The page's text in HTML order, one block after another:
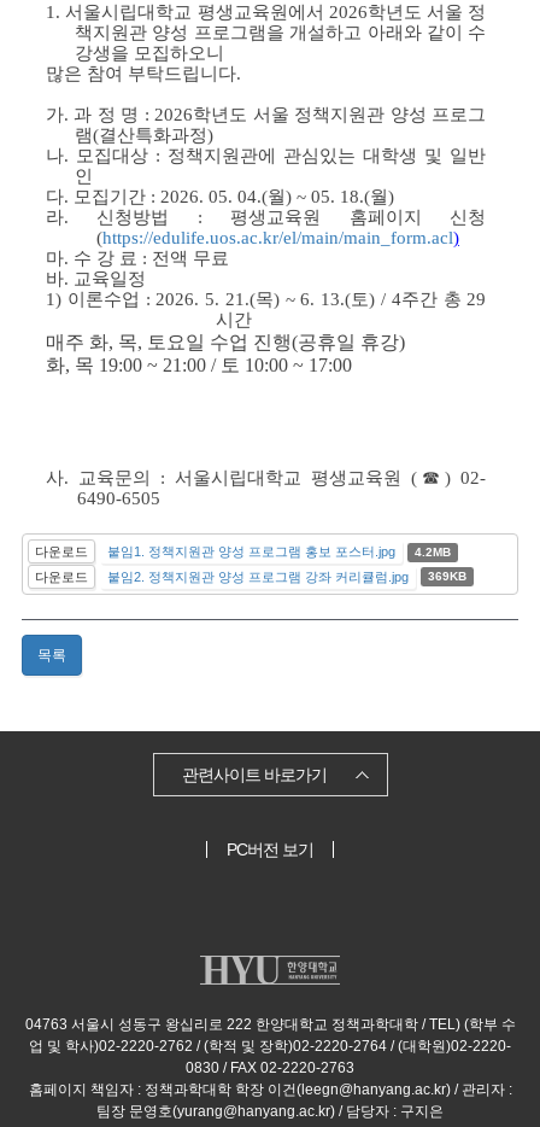
1. 서울시립대학교 평생교육원에서 2026학년도 서울 정
책지원관 양성 프로그램을 개설하고 아래와 같이 수
강생을 모집하오니
많은 참여 부탁드립니다.
가. 과 정 명 : 2026학년도 서울 정책지원관 양성 프로그
램(결산특화과정)
나. 모집대상 : 정책지원관에 관심있는 대학생 및 일반
인
다. 모집기간 : 2026. 05. 04.(월) ~ 05. 18.(월)
라. 신청방법 : 평생교육원 홈페이지 신청
(https://edulife.uos.ac.kr/el/main/main_form.acl)
마. 수 강 료 : 전액 무료
바. 교육일정
1) 이론수업 : 2026. 5. 21.(목) ~ 6. 13.(토) / 4주간 총 29
시간
매주 화, 목, 토요일 수업 진행(공휴일 휴강)
화, 목 19:00 ~ 21:00 / 토 10:00 ~ 17:00
사. 교육문의 : 서울시립대학교 평생교육원 (☎) 02-
6490-6505
다운로드 붙임1. 정책지원관 양성 프로그램 홍보 포스터.jpg 4.2MB
다운로드 붙임2. 정책지원관 양성 프로그램 강좌 커리큘럼.jpg 369KB
목록
관련사이트 바로가기
PC버전 보기
04763 서울시 성동구 왕십리로 222 한양대학교 정책과학대학 / TEL) (학부 수
업 및 학사)02-2220-2762 / (학적 및 장학)02-2220-2764 / (대학원)02-2220-
0830 / FAX 02-2220-2763
홈페이지 책임자 : 정책과학대학 학장 이건(leegn@hanyang.ac.kr) / 관리자 :
팀장 문영호(yurang@hanyang.ac.kr) / 담당자 : 구지은